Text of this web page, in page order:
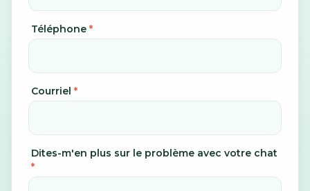
Téléphone *
Courriel *
Dites-m'en plus sur le problème avec votre chat
*